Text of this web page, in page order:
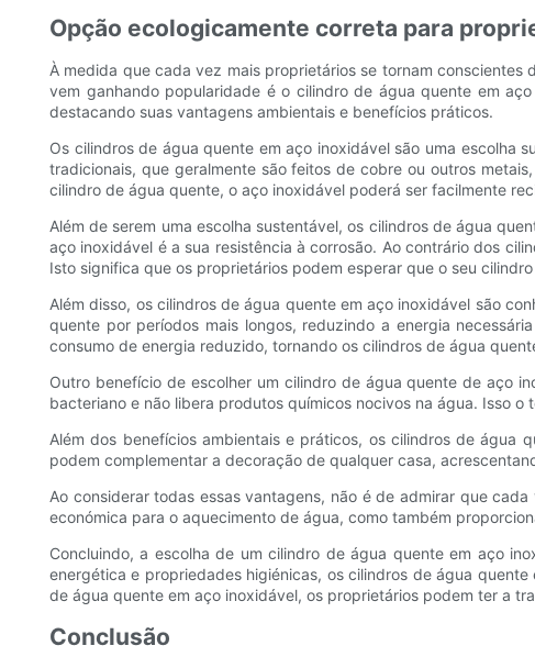
Opção ecologicamente correta para
À medida que cada vez mais proprietários se tornam
vem ganhando popularidade é o cilindro de água quente em
destacando suas vantagens ambientais e benefícios práticos.
Os cilindros de água quente em aço inoxidável são uma escolha
tradicionais, que geralmente são feitos de cobre ou outros
cilindro de água quente, o aço inoxidável poderá ser facilmente
Além de serem uma escolha sustentável, os cilindros de água
aço inoxidável é a sua resistência à corrosão. Ao contrário dos
Isto significa que os proprietários podem esperar que o seu
Além disso, os cilindros de água quente em aço inoxidável são
quente por períodos mais longos, reduzindo a energia
consumo de energia reduzido, tornando os cilindros de água
Outro benefício de escolher um cilindro de água quente de aço
bacteriano e não libera produtos químicos nocivos na água. Isso
Além dos benefícios ambientais e práticos, os cilindros de água
podem complementar a decoração de qualquer casa,
Ao considerar todas essas vantagens, não é de admirar que
económica para o aquecimento de água, como também
Concluindo, a escolha de um cilindro de água quente em aço
energética e propriedades higiénicas, os cilindros de água
de água quente em aço inoxidável, os proprietários podem ter a
Conclusão